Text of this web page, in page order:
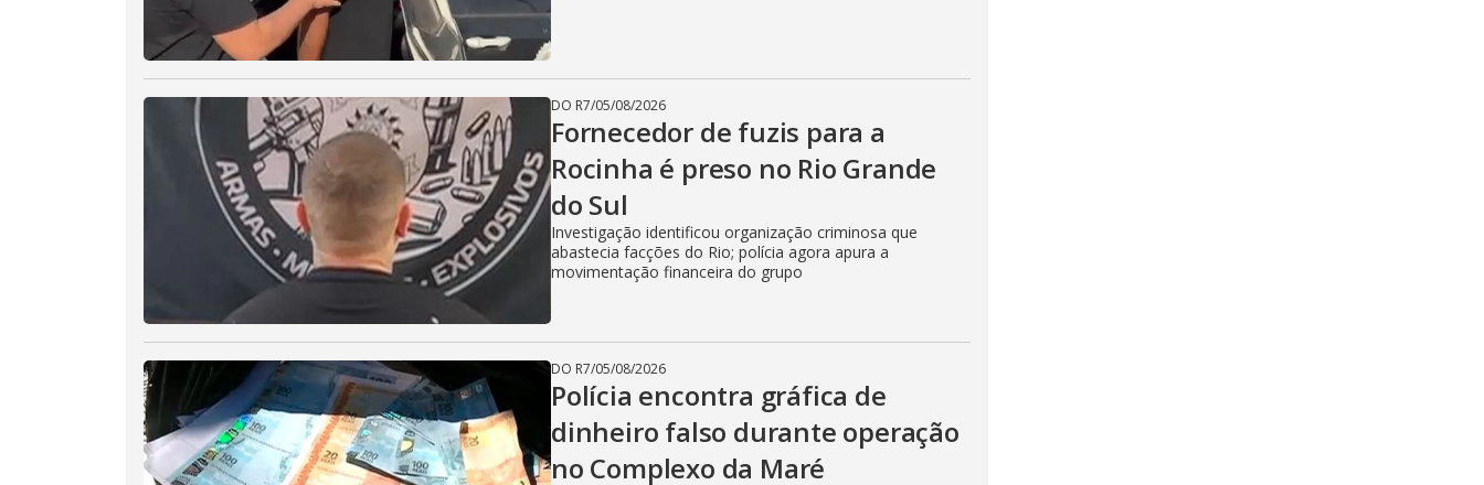
DO R7/05/08/2026
Fornecedor de fuzis para a
Rocinha é preso no Rio Grande
do Sul
Investigação identificou organização criminosa que
abastecia facções do Rio; polícia agora apura a
movimentação financeira do grupo
DO R7/05/08/2026
Polícia encontra gráfica de
dinheiro falso durante operação
no Complexo da Maré